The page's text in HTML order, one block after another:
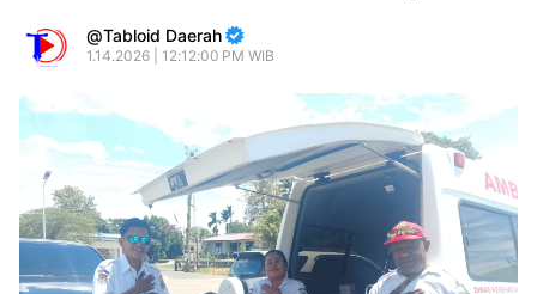
Tabloid Daerah
1.14.2026 | 12:12:00 PM WIB